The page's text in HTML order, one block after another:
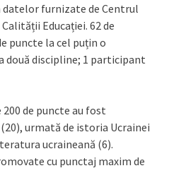
datelor furnizate de Centrul
Educației. 62 de
puncte la cel puțin o
discipline; 1 participant
de puncte au fost
urmată de istoria Ucrainei
ucraineană (6).
cu punctaj maxim de